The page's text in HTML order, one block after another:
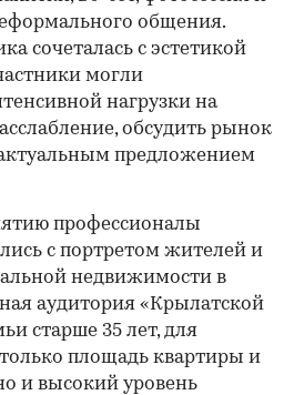
общения.
сочеталась с эстетикой
могли
нагрузки на
обсудить рынок
предложением
профессионалы
с портретом жителей и
недвижимости в
аудитория «Крылатской
старше 35 лет, для
площадь квартиры и
и высокий уровень